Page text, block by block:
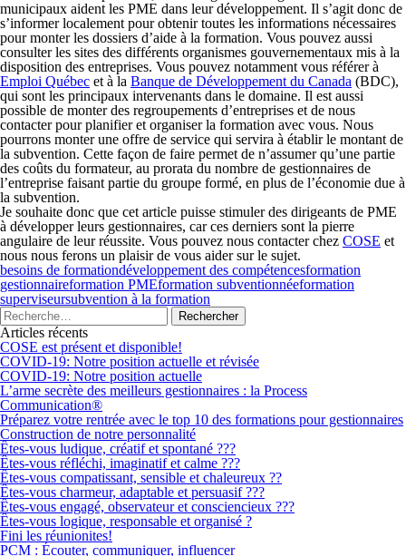
municipaux aident les PME dans leur développement. Il s’agit donc de
s’informer localement pour obtenir toutes les informations nécessaires
pour monter les dossiers d’aide à la formation. Vous pouvez aussi
consulter les sites des différents organismes gouvernementaux mis à la
disposition des entreprises. Vous pouvez notamment vous référer à
Emploi Québec et à la Banque de Développement du Canada (BDC),
qui sont les principaux intervenants dans le domaine. Il est aussi
possible de monter des regroupements d’entreprises et de nous
contacter pour planifier et organiser la formation avec vous. Nous
pourrons monter une offre de service qui servira à établir le montant de
la subvention. Cette façon de faire permet de n’assumer qu’une partie
des coûts du formateur, au prorata du nombre de gestionnaires de
l’entreprise faisant partie du groupe formé, en plus de l’économie due à
la subvention.
Je souhaite donc que cet article puisse stimuler des dirigeants de PME
à développer leurs gestionnaires, car ces derniers sont la pierre
angulaire de leur réussite. Vous pouvez nous contacter chez COSE et
nous nous ferons un plaisir de vous aider sur le sujet.
besoins de formationdéveloppement des compétencesformation
gestionnaireformation PMEformation subventionnéeformation
superviseursubvention à la formation
Articles récents
COSE est présent et disponible!
COVID-19: Notre position actuelle et révisée
COVID-19: Notre position actuelle
L’arme secrète des meilleurs gestionnaires : la Process
Communication®
Préparez votre rentrée avec le top 10 des formations pour gestionnaires
Construction de notre personnalité
Êtes-vous ludique, créatif et spontané ???
Êtes-vous réfléchi, imaginatif et calme ???
Êtes-vous compatissant, sensible et chaleureux ??
Êtes-vous charmeur, adaptable et persuasif ???
Êtes-vous engagé, observateur et consciencieux ???
Êtes-vous logique, responsable et organisé ?
Fini les réunionites!
PCM : Écouter, communiquer, influencer